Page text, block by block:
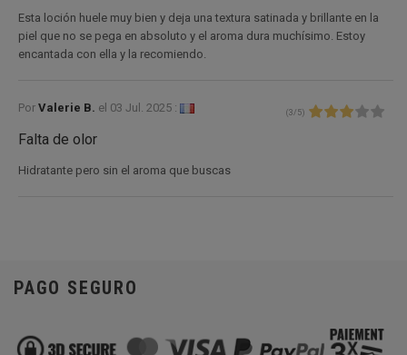
Esta loción huele muy bien y deja una textura satinada y brillante en la
piel que no se pega en absoluto y el aroma dura muchísimo. Estoy
encantada con ella y la recomiendo.
Por Valerie B. el 03 Jul. 2025 : (3 / 5)
Falta de olor
Hidratante pero sin el aroma que buscas
PAGO SEGURO